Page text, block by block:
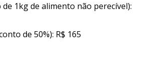
1kg de alimento não perecível):
de 50%): R$ 165